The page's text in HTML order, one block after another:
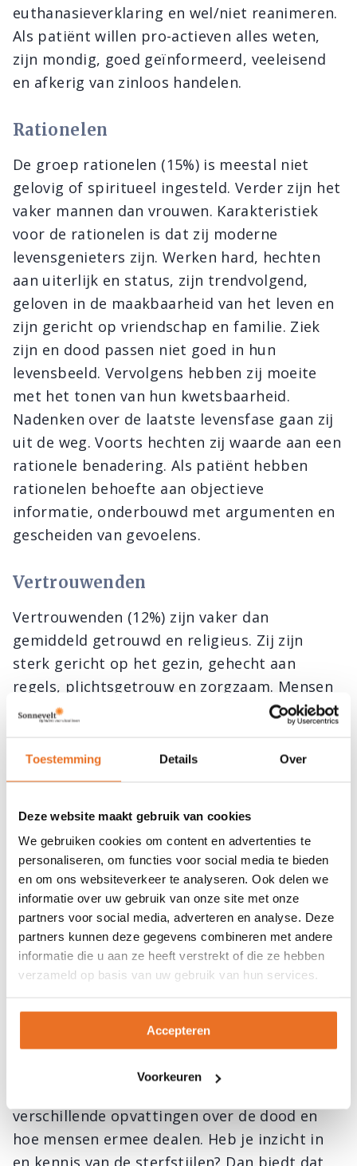
Toestemming Details Over
Deze website maakt gebruik van cookies
We gebruiken cookies om content en advertenties te
personaliseren, om functies voor social media te bieden
en om ons websiteverkeer te analyseren. Ook delen we
informatie over uw gebruik van onze site met onze
partners voor social media, adverteren en analyse. Deze
partners kunnen deze gegevens combineren met andere
informatie die u aan ze heeft verstrekt of die ze hebben
verzameld op basis van uw gebruik van hun services.
Accepteren
Voorkeuren
euthanasieverklaring en wel/niet reanimeren.
Als patiënt willen pro-actieven alles weten,
zijn mondig, goed geïnformeerd, veeleisend
en afkerig van zinloos handelen.
Rationelen
De groep rationelen (15%) is meestal niet
gelovig of spiritueel ingesteld. Verder zijn het
vaker mannen dan vrouwen. Karakteristiek
voor de rationelen is dat zij moderne
levensgenieters zijn. Werken hard, hechten
aan uiterlijk en status, zijn trendvolgend,
geloven in de maakbaarheid van het leven en
zijn gericht op vriendschap en familie. Ziek
zijn en dood passen niet goed in hun
levensbeeld. Vervolgens hebben zij moeite
met het tonen van hun kwetsbaarheid.
Nadenken over de laatste levensfase gaan zij
uit de weg. Voorts hechten zij waarde aan een
rationele benadering. Als patiënt hebben
rationelen behoefte aan objectieve
informatie, onderbouwd met argumenten en
gescheiden van gevoelens.
Vertrouwenden
Vertrouwenden (12%) zijn vaker dan
gemiddeld getrouwd en religieus. Zij zijn
sterk gericht op het gezin, gehecht aan
regels, plichtsgetrouw en zorgzaam. Mensen
in deze groep verlenen vaker hulp aan
de dood praten zij zelden, omdat het
onderdeel is van het leven. Zij zijn dan ook
voelen zij zich gesteund door geloof en
dierbaren. Zo willen vertrouwenden zelf
beslissen over het moment van overlijden.
Daarbij willen zij volledig bij bewustzijn zijn,
een goede verzorging en afscheid kunnen
nemen. Als patiënt zijn vertrouwenden niet
veeleisend, tevreden met het
standaardaanbod en zij wensen aandacht
voor spiritualiteit.
verschillende opvattingen over de dood en
hoe mensen ermee dealen. Heb je inzicht in
en kennis van de sterfstijlen? Dan biedt dat